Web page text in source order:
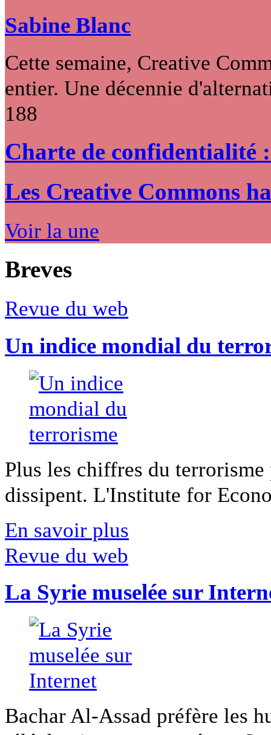
Sabine Blanc
Cette semaine, Creative
entier. Une décennie
188
Charte de confidentialité
Les Creative Commons
Voir la une
Breves
Revue du web
Un indice mondial du
Plus les chiffres du
dissipent. L'Institute for
En savoir plus
Revue du web
La Syrie muselée sur
Bachar Al-Assad préfère les